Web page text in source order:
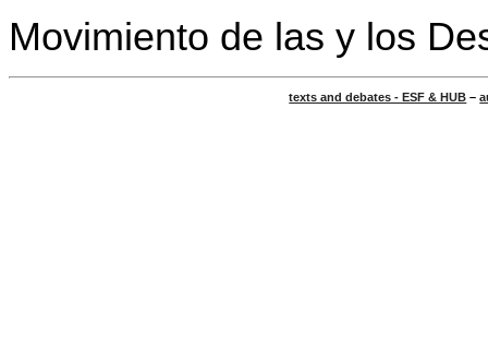
Movimiento de las y los
texts and debates - ESF & HUB –